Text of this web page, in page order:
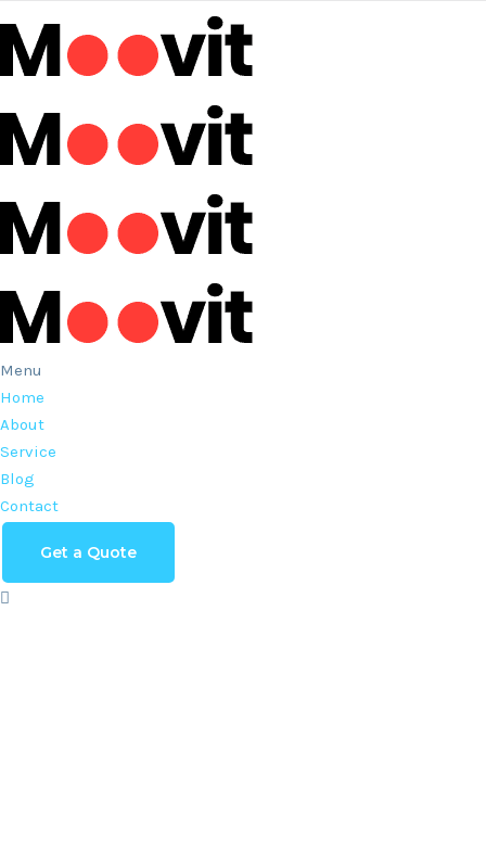
Menu
Home
About
Service
Blog
Contact
Get a Quote